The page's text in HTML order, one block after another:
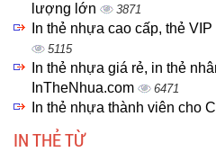
lượng lớn
3871
In thẻ nhựa cao cấp, thẻ
5115
In thẻ nhựa giá rẻ, in thẻ
InTheNhua.com
6471
In thẻ nhựa thành viên cho
IN THẺ TỪ